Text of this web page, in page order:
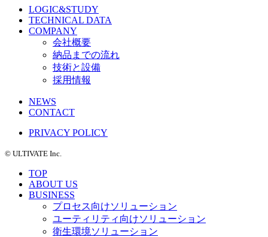
LOGIC&STUDY
TECHNICAL DATA
COMPANY
会社概要
納品までの流れ
技術と設備
採用情報
NEWS
CONTACT
PRIVACY POLICY
©️ ULTIVATE Inc.
TOP
ABOUT US
BUSINESS
プロセス向けソリューション
ユーティリティ向けソリューション
衛生環境ソリューション